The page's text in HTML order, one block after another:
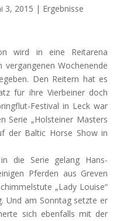
3, 2015 | Ergebnisse
wird in eine Reitarena
Wochenende
Den Reitern hat es
für ihre Vierbeiner doch
Festival in Leck war
Serie „Holsteiner Masters
der Baltic Horse Show in
die Serie gelang Hans-
Pferden aus Greven
„Lady Louise“
Und am Sonntag setzte er
sich ebenfalls mit der